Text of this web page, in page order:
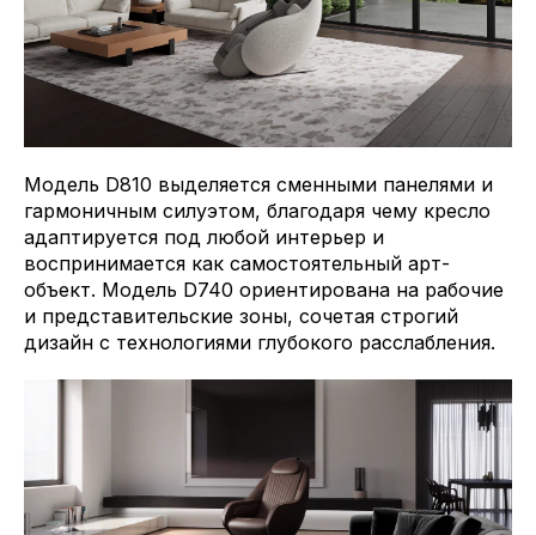
Модель D810 выделяется сменными панелями и
гармоничным силуэтом, благодаря чему кресло
адаптируется под любой интерьер и
воспринимается как самостоятельный арт-
объект. Модель D740 ориентирована на рабочие
и представительские зоны, сочетая строгий
дизайн с технологиями глубокого расслабления.